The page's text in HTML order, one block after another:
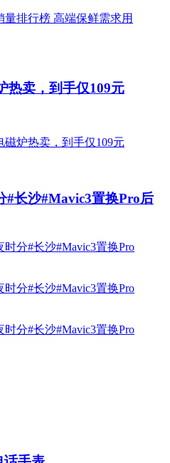
热卖，到手仅109元
#长沙#Mavic3置换Pro后